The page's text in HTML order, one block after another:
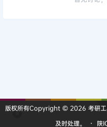
版权所有Copyright © 2026 考研
及时处理。
・ 陕